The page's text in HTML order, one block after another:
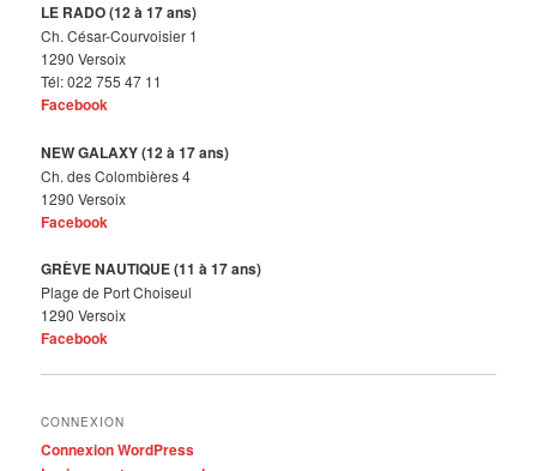
LE RADO (12 à 17 ans)
Ch. César-Courvoisier 1
1290 Versoix
Tél: 022 755 47 11
Facebook
NEW GALAXY (12 à 17 ans)
Ch. des Colombières 4
1290 Versoix
Facebook
GRÈVE NAUTIQUE (11 à 17 ans)
Plage de Port Choiseul
1290 Versoix
Facebook
CONNEXION
Connexion WordPress